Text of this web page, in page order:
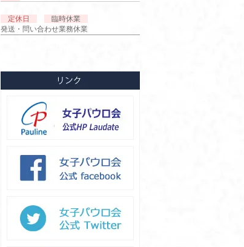
定休日
臨時休業
発送・問い合わせ業務休業